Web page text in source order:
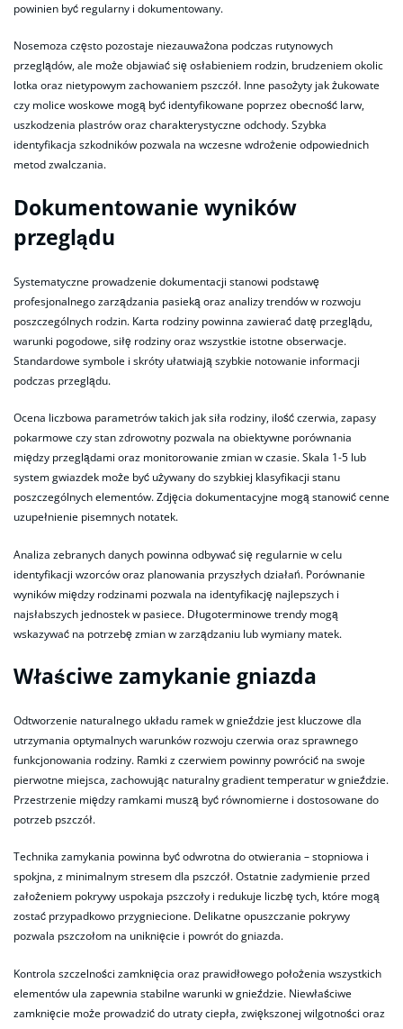
powinien być regularny i dokumentowany.
Nosemoza często pozostaje niezauważona podczas rutynowych
przeglądów, ale może objawiać się osłabieniem rodzin, brudzeniem okolic
lotka oraz nietypowym zachowaniem pszczół. Inne pasożyty jak żukowate
czy molice woskowe mogą być identyfikowane poprzez obecność larw,
uszkodzenia plastrów oraz charakterystyczne odchody. Szybka
identyfikacja szkodników pozwala na wczesne wdrożenie odpowiednich
metod zwalczania.
Dokumentowanie wyników
przeglądu
Systematyczne prowadzenie dokumentacji stanowi podstawę
profesjonalnego zarządzania pasieką oraz analizy trendów w rozwoju
poszczególnych rodzin. Karta rodziny powinna zawierać datę przeglądu,
warunki pogodowe, siłę rodziny oraz wszystkie istotne obserwacje.
Standardowe symbole i skróty ułatwiają szybkie notowanie informacji
podczas przeglądu.
Ocena liczbowa parametrów takich jak siła rodziny, ilość czerwia, zapasy
pokarmowe czy stan zdrowotny pozwala na obiektywne porównania
między przeglądami oraz monitorowanie zmian w czasie. Skala 1-5 lub
system gwiazdek może być używany do szybkiej klasyfikacji stanu
poszczególnych elementów. Zdjęcia dokumentacyjne mogą stanowić cenne
uzupełnienie pisemnych notatek.
Analiza zebranych danych powinna odbywać się regularnie w celu
identyfikacji wzorców oraz planowania przyszłych działań. Porównanie
wyników między rodzinami pozwala na identyfikację najlepszych i
najsłabszych jednostek w pasiece. Długoterminowe trendy mogą
wskazywać na potrzebę zmian w zarządzaniu lub wymiany matek.
Właściwe zamykanie gniazda
Odtworzenie naturalnego układu ramek w gnieździe jest kluczowe dla
utrzymania optymalnych warunków rozwoju czerwia oraz sprawnego
funkcjonowania rodziny. Ramki z czerwiem powinny powrócić na swoje
pierwotne miejsca, zachowując naturalny gradient temperatur w gnieździe.
Przestrzenie między ramkami muszą być równomierne i dostosowane do
potrzeb pszczół.
Technika zamykania powinna być odwrotna do otwierania – stopniowa i
spokjna, z minimalnym stresem dla pszczół. Ostatnie zadymienie przed
założeniem pokrywy uspokaja pszczoły i redukuje liczbę tych, które mogą
zostać przypadkowo przygniecione. Delikatne opuszczanie pokrywy
pozwala pszczołom na uniknięcie i powrót do gniazda.
Kontrola szczelności zamknięcia oraz prawidłowego położenia wszystkich
elementów ula zapewnia stabilne warunki w gnieździe. Niewłaściwe
zamknięcie może prowadzić do utraty ciepła, zwiększonej wilgotności oraz